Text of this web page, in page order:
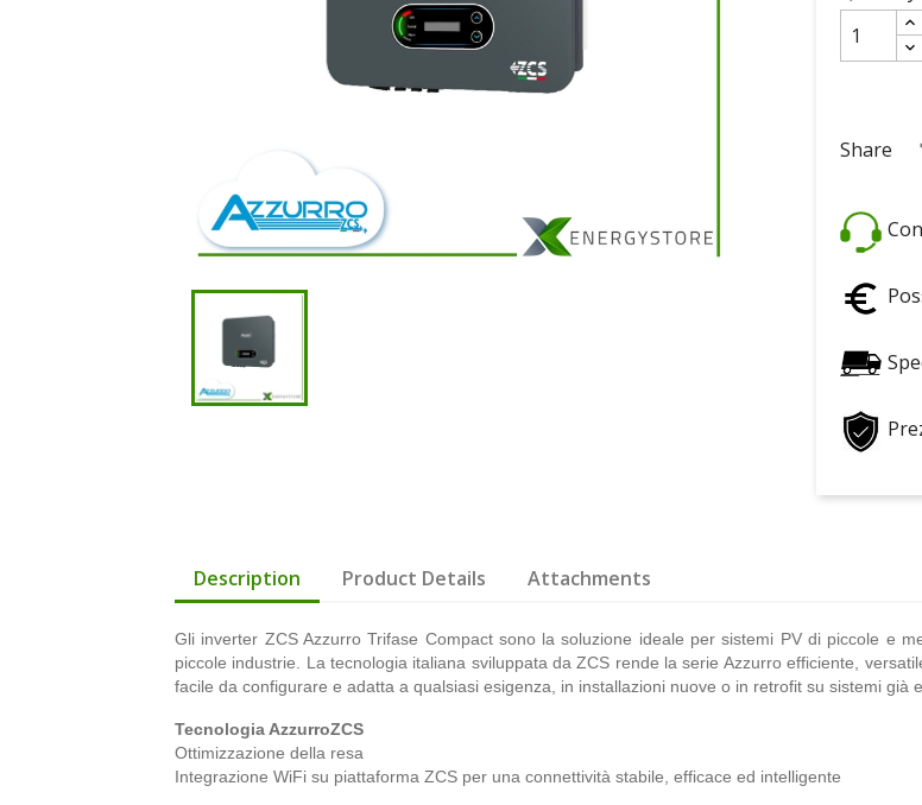
Share
Description Product Details Attachments
Gli inverter ZCS Azzurro Trifase Compact sono la soluzione ideale per sistemi PV di piccole e
piccole industrie. La tecnologia italiana sviluppata da ZCS rende la serie Azzurro efficiente,
facile da configurare e adatta a qualsiasi esigenza, in installazioni nuove o in retrofit su sistemi già
Tecnologia AzzurroZCS
Ottimizzazione della resa
Integrazione WiFi su piattaforma ZCS per una connettività stabile, efficace ed intelligente